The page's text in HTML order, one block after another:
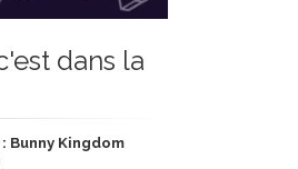
dans la
: Bunny Kingdom